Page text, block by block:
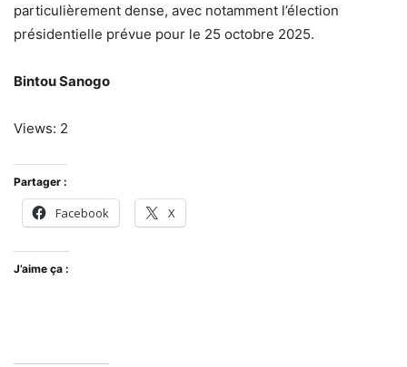
particulièrement dense, avec notamment l’élection
présidentielle prévue pour le 25 octobre 2025.
Bintou Sanogo
Views: 2
Partager :
Facebook X
J’aime ça :